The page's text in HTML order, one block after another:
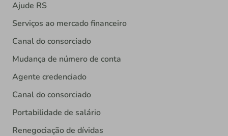
Ajude RS
Serviços ao mercado financeiro
Canal do consorciado
Mudança de número de conta
Agente credenciado
Canal do consorciado
Portabilidade de salário
Renegociação de dívidas